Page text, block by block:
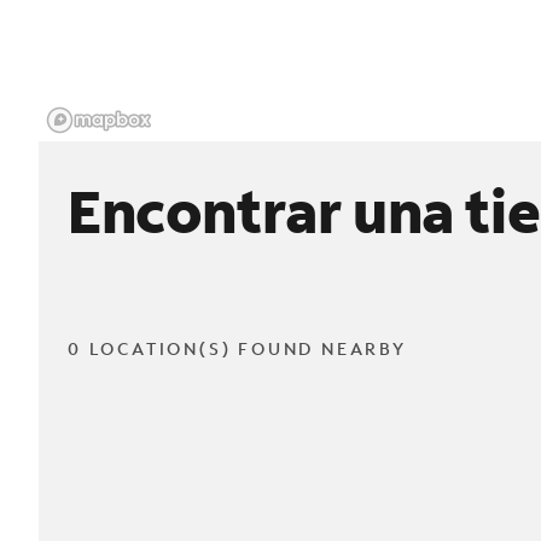
Encontrar una
0 LOCATION(S) FOUND NEARBY